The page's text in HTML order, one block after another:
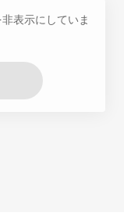
表示にしていま